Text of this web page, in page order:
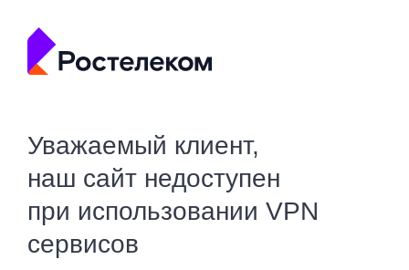
Уважаемый клиент,
наш сайт недоступен
при использовании VPN
сервисов